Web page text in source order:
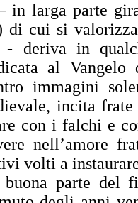
larga parte
di cui si
- deriva in
al Vangelo
immagini
incita
con i falchi e
nell’amore
volti a
parte del